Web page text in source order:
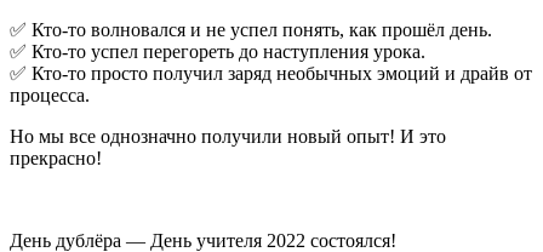
✅ Кто-то волновался и не успел понять, как прошёл день.
✅ Кто-то успел перегореть до наступления урока.
✅ Кто-то просто получил заряд необычных эмоций и драйв от
процесса.
Но мы все однозначно получили новый опыт! И это
прекрасно!
День дублёра — День учителя 2022 состоялся!